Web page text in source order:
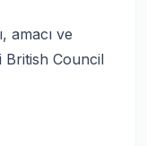
amacı ve
British Council